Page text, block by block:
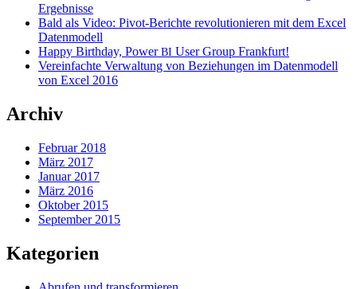
Ergebnisse
Bald als Video: Pivot-Berichte revolutionieren mit dem Excel
Datenmodell
Happy Birthday, PowerBI User Group Frankfurt!
Vereinfachte Verwaltung von Beziehungen im Datenmodell
von Excel 2016
Archiv
Februar 2018
März 2017
Januar 2017
März 2016
Oktober 2015
September 2015
Kategorien